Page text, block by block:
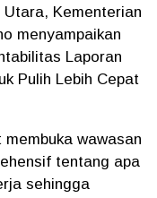
Utara, Kementerian
menyampaikan
Laporan
Pulih Lebih Cepat
wawasan
tentang apa
sehingga